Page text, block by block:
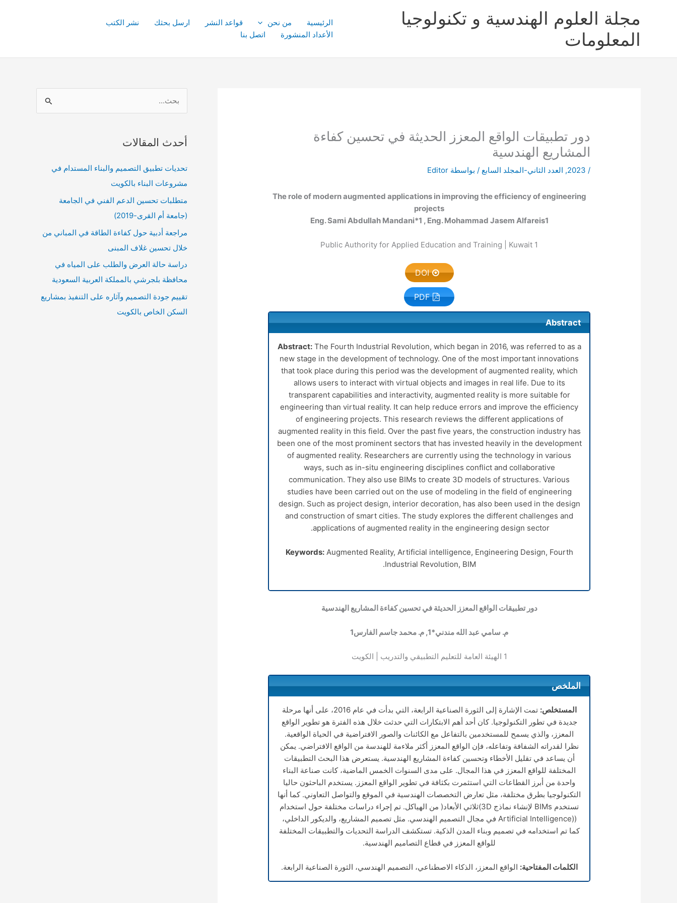
مجلة العلوم الهندسية و تكنولوجيا
المعلومات
الرئيسية من نحن قواعد النشر ارسل بحثك
نشر الكتب
الأعداد المنشورة
اتصل بنا
دور تطبيقات الواقع المعزز الحديثة في تحسين كفاءة
المشاريع الهندسية
/
2023
, العدد الثاني-المجلد السابع / بواسطة Editor
The role of modern augmented applications in improving the efficiency of engineering
projects
Eng. Sami Abdullah Mandani*1 , Eng. Mohammad Jasem Alfareis1
1
DOI
PDF
Abstract
Abstract:The Fourth Industrial Revolution, which began in 2016, was referred to as a
new stage in the development of technology. One of the most important innovations
that took place during this period was the development of augmented reality, which
allows users to interact with virtual objects and images in real life. Due to its
transparent capabilities and interactivity, augmented reality is more suitable for
engineering than virtual reality. It can help reduce errors and improve the efficiency
of engineering projects. This research reviews the different applications of
augmented reality in this field. Over the past five years, the construction industry has
been one of the most prominent sectors that has invested heavily in the development
of augmented reality. Researchers are currently using the technology in various
ways, such as in-situ engineering disciplines conflict and collaborative
communication. They also use BIMs to create 3D models of structures. Various
studies have been carried out on the use of modeling in the field of engineering
design. Such as project design, interior decoration, has also been used in the design
and construction of smart cities. The study explores the different challenges and
applications of augmented reality in the engineering design sector.
Keywords:Augmented Reality, Artificial intelligence, Engineering Design, Fourth
Industrial Revolution, BIM.
دور تطبيقات الواقع المعزز الحديثة في تحسين كفاءة المشاريع الهندسية
م. سامي عبد الله مندني*1, م. محمد جاسم الفارس1
1 الهيئة العامة للتعليم التطبيقي والتدريب | الكويت
الملخص
المستخلص:
تمت الإشارة إلى الثورة الصناعية الرابعة، التي بدأت في عام 2016، على أنها مرحلة
جديدة في تطور التكنولوجيا. كان أحد أهم الابتكارات التي حدثت خلال هذه الفترة هو تطوير الواقع
المعزز، والذي يسمح للمستخدمين بالتفاعل مع الكائنات والصور الافتراضية في الحياة الواقعية.
نظرا لقدراته الشفافة وتفاعله، فإن الواقع المعزز أكثر ملاءمة للهندسة من الواقع الافتراضي. يمكن
أن يساعد في تقليل الأخطاء وتحسين كفاءة المشاريع الهندسية. يستعرض هذا البحث التطبيقات
المختلفة للواقع المعزز في هذا المجال. على مدى السنوات الخمس الماضية، كانت صناعة البناء
واحدة من أبرز القطاعات التي استثمرت بكثافة في تطوير الواقع المعزز. يستخدم الباحثون حاليا
التكنولوجيا بطرق مختلفة، مثل تعارض التخصصات الهندسية في الموقع والتواصل التعاوني. كما أنها
تستخدم BIMs لإنشاء نماذج 3D)ثلاثي الأبعاد( من الهياكل. تم إجراء دراسات مختلفة حول استخدام
((Artificial Intelligence في مجال التصميم الهندسي. مثل تصميم المشاريع، والديكور الداخلي،
كما تم استخدامه في تصميم وبناء المدن الذكية. تستكشف الدراسة التحديات والتطبيقات المختلفة
للواقع المعزز في قطاع التصاميم الهندسية.
الكلمات المفتاحية: الواقع المعزز، الذكاء الاصطناعي، التصميم الهندسي، الثورة الصناعية الرابعة.
حأحدث المقالات
تحديات تطبيق التصميم والبناء المستدام في
مشروعات البناء بالكويت
متطلبات تحسين الدعم الفني في الجامعة
(جامعة أم القرى-2019)
مراجعة أدبية حول كفاءة الطاقة في المباني من
خلال تحسين غلاف المبنى
دراسة حالة العرض والطلب على المياه في
محافظة بلجرشي بالمملكة العربية السعودية
تقييم جودة التصميم وآثاره على التنفيذ بمشاريع
السكن الخاص بالكويت